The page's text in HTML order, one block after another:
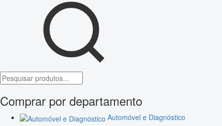
Comprar por departamento
Automóvel e Diagnóstico